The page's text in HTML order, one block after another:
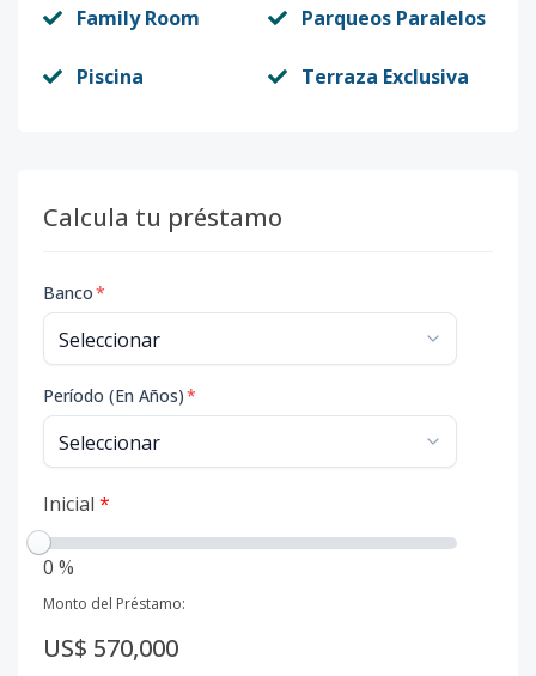
Family Room Parqueos Paralelos
Piscina Terraza Exclusiva
Calcula tu préstamo
Banco*
Período (En Años)*
Inicial *
0 %
Monto del Préstamo:
US$ 570,000